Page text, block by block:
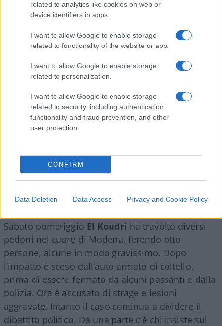
related to analytics like cookies on web or
device identifiers in apps.
I want to allow Google to enable storage
related to functionality of the website or app.
I want to allow Google to enable storage
related to personalization.
I want to allow Google to enable storage
related to security, including authentication
functionality and fraud prevention, and other
user protection.
CONFIRM
Data Deletion Data Access Privacy and Cookie Policy
schizoide della personalità. Un elemento che,
secondo il Viminale, rende più complessa la
lettura di quanto accaduto. Allo stesso tempo,
però, il governo invita a non liquidare tutto come
il gesto isolato di un semplice squilibrato. Gli
investigatori stanno infatti verificando se l’attacco
Europa da soggetti fragili sul piano psichiatrico
ma influenzati da contenuti d’odio, propaganda
religiosa o dinamiche emulative. Al momento non
terroristiche strutturate né prove di appartenenza
reti jihadiste,ma restano sotto esame i
messaggi, i profili social e i contatti dell’uomo.
Sabato pomeriggio El Koudri ha travolto diversi
pedoni nel cuore di Modena, ferendo otto
persone, alcune in modo gravissimo. Dopo
l’impatto è sceso dall’auto armato di coltello,
prima di essere fermato da alcuni passanti e dalla
polizia. Ora è accusato di strage e lesioni
aggravate. Intanto il caso continua a dividere il
dibattito politico. Da una parte c’è chi insiste sul